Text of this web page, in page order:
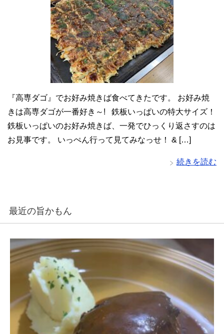
『高専ダゴ』でお好み焼きば食べてきたです。 お好み焼
きは高専ダゴが一番好き～! 鉄板いっぱいの特大サイズ！
鉄板いっぱいのお好み焼きば、一発でひっくり返さすのは
お見事です。 いっぺん行って見てみなっせ！ & […]
続きを読む
最近の旨かもん